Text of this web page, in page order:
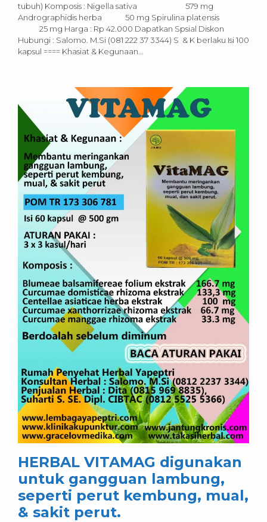
tubuh) Komposis : Nigella sativa 579 mg
Andrographidis herba 50 mg Spirulina platensis
25 mg Harga : Rp 42.000 Dapatkan Spsial Diskon
Hubungi : Salomo. M.Si (081 222 37 3344) S & K berlaku Isi 100
kapsul ==== Khasiat & Kegunaan...
HERBAL VITAMAG digunakan
untuk gangguan lambung,
seperti perut kembung, mual,
& sakit perut.